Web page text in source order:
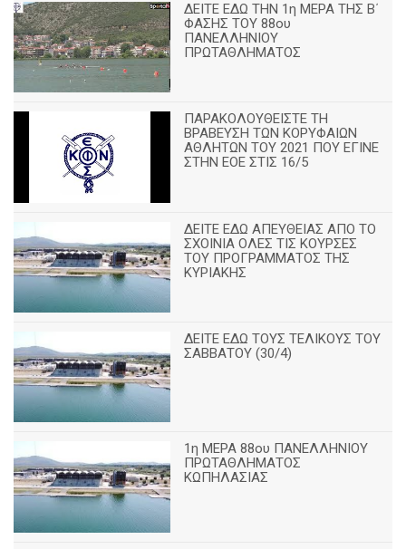
ΔΕΙΤΕ ΕΔΩ ΤΗΝ 1η ΜΕΡΑ ΤΗΣ Β΄
ΦΑΣΗΣ ΤΟΥ 88ου
ΠΑΝΕΛΛΗΝΙΟΥ
ΠΡΩΤΑΘΛΗΜΑΤΟΣ
ΠΑΡΑΚΟΛΟΥΘΕΙΣΤΕ ΤΗ
ΒΡΑΒΕΥΣΗ ΤΩΝ ΚΟΡΥΦΑΙΩΝ
ΑΘΛΗΤΩΝ ΤΟΥ 2021 ΠΟΥ ΕΓΙΝΕ
ΣΤΗΝ ΕΟΕ ΣΤΙΣ 16/5
ΔΕΙΤΕ ΕΔΩ ΑΠΕΥΘΕΙΑΣ ΑΠΟ ΤΟ
ΣΧΟΙΝΙΑ ΟΛΕΣ ΤΙΣ ΚΟΥΡΣΕΣ
ΤΟΥ ΠΡΟΓΡΑΜΜΑΤΟΣ ΤΗΣ
ΚΥΡΙΑΚΗΣ
ΔΕΙΤΕ ΕΔΩ ΤΟΥΣ ΤΕΛΙΚΟΥΣ ΤΟΥ
ΣΑΒΒΑΤΟΥ (30/4)
1η ΜΕΡΑ 88ου ΠΑΝΕΛΛΗΝΙΟΥ
ΠΡΩΤΑΘΛΗΜΑΤΟΣ
ΚΩΠΗΛΑΣΙΑΣ